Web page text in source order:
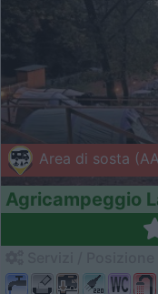
Area di sosta
Agricampeggio